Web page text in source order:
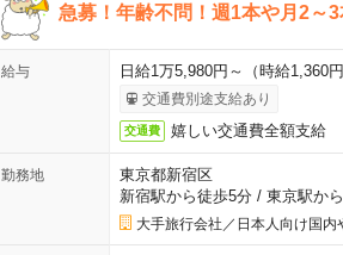
急募！年齢不問！週1本や月2～
給与 日給1万5,980円～（時給
交通費別途支給あり
交通費 嬉しい交通費全額支給
勤務地
東京都新宿区
新宿駅から徒歩5分/ 東京駅か
大手旅行会社／日本人向け国内